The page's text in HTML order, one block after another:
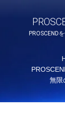
India
PROSCEND
無限